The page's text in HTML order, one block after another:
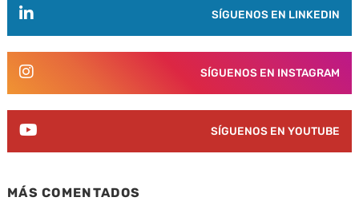
SÍGUENOS EN LINKEDIN
SÍGUENOS EN INSTAGRAM
SÍGUENOS EN YOUTUBE
MÁS COMENTADOS